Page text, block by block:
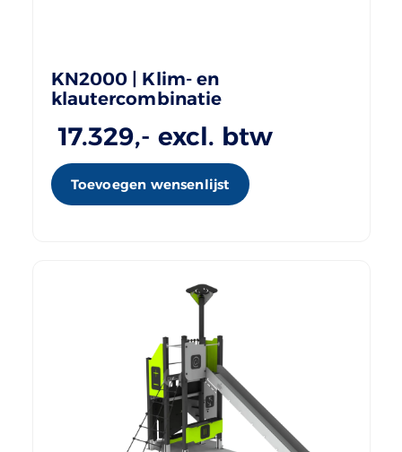
KN2000 | Klim- en
klautercombinatie
17.329,- excl. btw
Toevoegen wensenlijst